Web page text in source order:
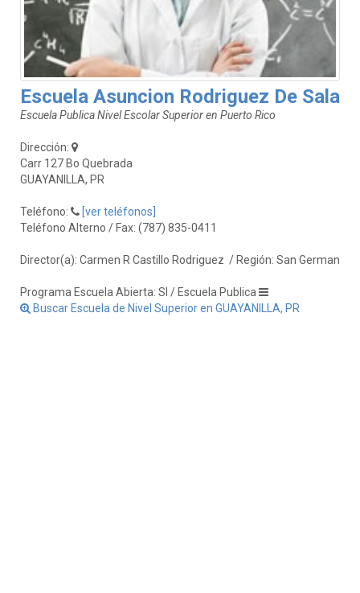
Escuela Asuncion Rodriguez De Sala
Escuela Publica Nivel Escolar Superior en Puerto Rico
Dirección:
Carr 127 Bo Quebrada
GUAYANILLA, PR
Teléfono:
[ver teléfonos]
Teléfono Alterno / Fax: (787) 835-0411
Director(a): Carmen R Castillo Rodriguez / Región: San German
Programa Escuela Abierta: SI / Escuela Publica
Buscar Escuela de Nivel Superior en GUAYANILLA, PR